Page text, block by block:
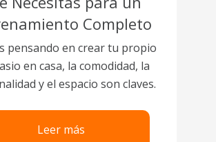
Completo
pensando en crear tu propio
en casa, la comodidad, la
y el espacio son claves.
Leer más